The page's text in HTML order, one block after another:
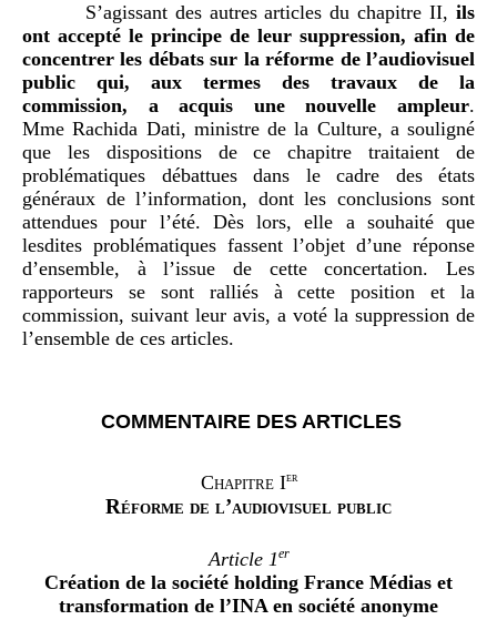
S’agissant des autres articles du chapitre II, ils
ont accepté le principe de leur suppression, afin de
concentrer les débats sur la réforme de l’audiovisuel
public qui, aux termes des travaux de la
commission, a acquis une nouvelle ampleur.
Mme Rachida Dati, ministre de la Culture, a souligné
que les dispositions de ce chapitre traitaient de
problématiques débattues dans le cadre des états
généraux de l’information, dont les conclusions sont
attendues pour l’été. Dès lors, elle a souhaité que
lesdites problématiques fassent l’objet d’une réponse
d’ensemble, à l’issue de cette concertation. Les
rapporteurs se sont ralliés à cette position et la
commission, suivant leur avis, a voté la suppression de
l’ensemble de ces articles.
COMMENTAIRE DES ARTICLES
Chapitre Ier
Réforme de l’audiovisuel public
Article 1er
Création de la société holding France Médias et
transformation de l’INA en société anonyme